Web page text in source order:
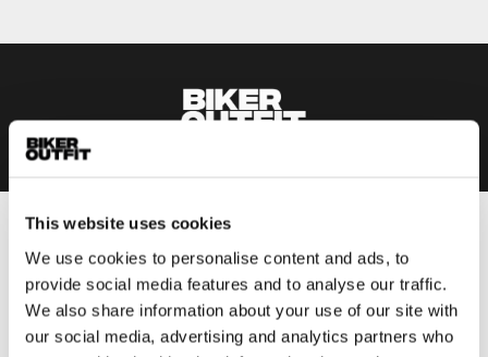
This website uses cookies
We use cookies to personalise content and ads, to
provide social media features and to analyse our traffic.
We also share information about your use of our site with
our social media, advertising and analytics partners who
Motorkleding heren
Motorjas heren
Motorbroek heren